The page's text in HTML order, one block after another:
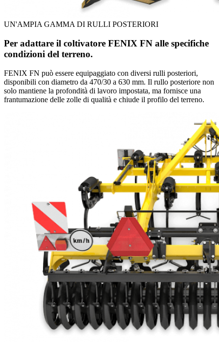
UN'AMPIA GAMMA DI RULLI POSTERIORI
Per adattare il coltivatore FENIX FN alle specifiche
condizioni del terreno.
FENIX FN può essere equipaggiato con diversi rulli posteriori,
disponibili con diametro da 470/30 a 630 mm. Il rullo posteriore non
solo mantiene la profondità di lavoro impostata, ma fornisce una
frantumazione delle zolle di qualità e chiude il profilo del terreno.